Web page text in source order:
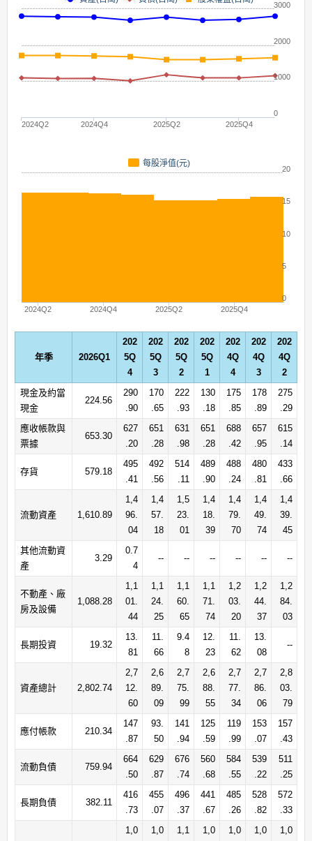
2024Q2 2024Q4 2025Q2 2025Q4
1000
2000
3000
0
每股淨值(元)
2024Q2 2024Q4 2025Q2 2025Q4
0
5
10
15
20
年季 2026Q1
202
5Q
4
202
5Q
3
202
5Q
2
202
5Q
1
202
4Q
4
202
4Q
3
202
4Q
2
現金及約當
現金
224.56
290
.90
170
.65
222
.93
130
.18
175
.85
178
.89
275
.29
應收帳款與
票據
653.30
627
.20
651
.28
631
.98
651
.28
688
.42
657
.95
615
.14
存貨 579.18
495
.41
492
.56
514
.11
489
.90
488
.24
480
.81
433
.66
流動資產 1,610.89
1,4
96.
04
1,4
57.
18
1,5
23.
01
1,4
18.
39
1,4
79.
70
1,4
49.
74
1,4
39.
45
其他流動資
產
3.29
0.7
4
-- -- -- -- -- --
不動產、廠
房及設備
1,088.28
1,1
01.
44
1,1
24.
25
1,1
60.
65
1,1
71.
74
1,2
03.
20
1,2
44.
37
1,2
84.
03
長期投資 19.32
13.
81
11.
66
9.4
8
12.
23
11.
62
13.
08
--
資產總計 2,802.74
2,7
12.
60
2,6
89.
09
2,7
75.
99
2,6
88.
55
2,7
77.
34
2,7
86.
06
2,8
03.
79
應付帳款 210.34
147
.87
93.
50
141
.94
125
.59
119
.99
153
.07
157
.43
流動負債 759.94
664
.50
629
.87
676
.74
560
.68
584
.55
539
.22
511
.25
長期負債 382.11
416
.73
455
.07
496
.37
441
.67
485
.26
528
.82
572
.33
1,0
1,0
1,1
1,0
1,0
1,0
1,0